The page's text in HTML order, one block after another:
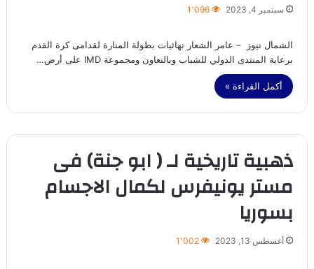
سبتمبر 4, 2023 1٬096
الشمال نيوز – عامر الشعار نهائيات بطولة المنارة لقدامى كرة القدم
برعاية المنتدى الدولي للشباب وبالتعاون ومجموعة IMD على أرض…
أكمل القراءة »
ذهبية تاريخية لـ ( ابو جنة) فى
مستر يونيفرس لكمال الاجسام
بسوريا
أغسطس 13, 2023 1٬002